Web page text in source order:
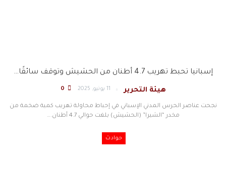
إسبانيا تحبط تهريب 4.7 أطنان من الحشيش وتوقف سائقًا…
هيئة التحرير 11 يونيو, 2025
نجحت عناصر الحرس المدني الإسباني في إحباط محاولة تهريب كمية ضخمة من
مخدر “الشيرا” (الحشيش) بلغت حوالي 4.7 أطنان.…
حوادث